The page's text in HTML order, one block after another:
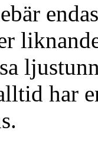
har